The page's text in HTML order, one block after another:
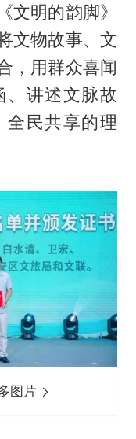
文明的韵脚》
文物故事、文
，用群众喜闻
、讲述文脉故
民共享的理
图片